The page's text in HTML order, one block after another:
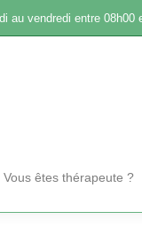
au vendredi entre 08h00
Vous êtes thérapeute ?